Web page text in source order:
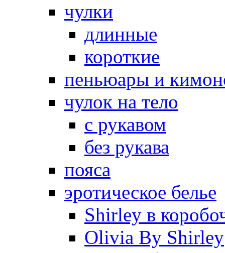
чулки
длинные
короткие
пеньюары и
чулок на тело
с рукавом
без рукава
пояса
эротическое белье
Shirley в
Olivia By Shirley